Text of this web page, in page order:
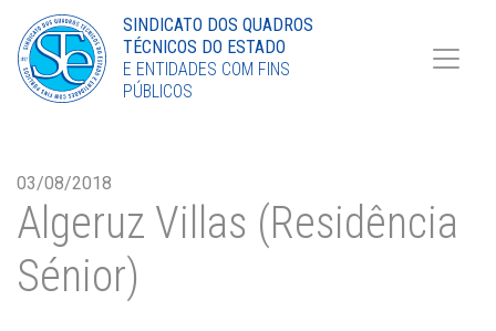
Torne-se Sócio
LinkedIn
SINDICATO DOS QUADROS
TÉCNICOS DO ESTADO
E ENTIDADES COM FINS
PÚBLICOS
03/08/2018
Algeruz Villas (Residência
Sénior)